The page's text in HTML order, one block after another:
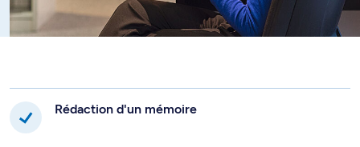
l'informatique juridique, des droits de l'information à la
réglementation des médias, en passant par le commerce
questions foisonnent, posent au droit des défis
considérables et forcent en outre une réflexion sur le droit
lui-même, son fonctionnement et sa formalisation.
Rédaction d'un mémoire